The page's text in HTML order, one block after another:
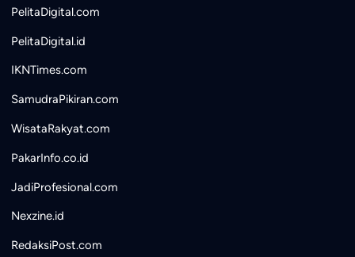
PelitaDigital.com
PelitaDigital.id
IKNTimes.com
SamudraPikiran.com
WisataRakyat.com
PakarInfo.co.id
JadiProfesional.com
Nexzine.id
RedaksiPost.com